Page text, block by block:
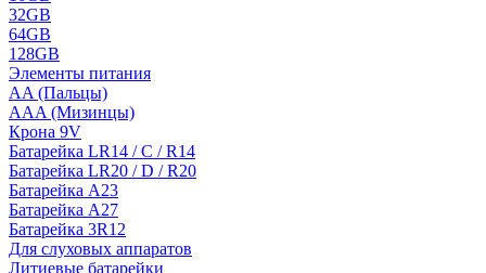
32GB
64GB
128GB
Элементы питания
AA (Пальцы)
AAA (Мизинцы)
Крона 9V
Батарейка LR14 / C / R14
Батарейка LR20 / D / R20
Батарейка A23
Батарейка A27
Батарейка 3R12
Для слуховых аппаратов
Литиевые батарейки